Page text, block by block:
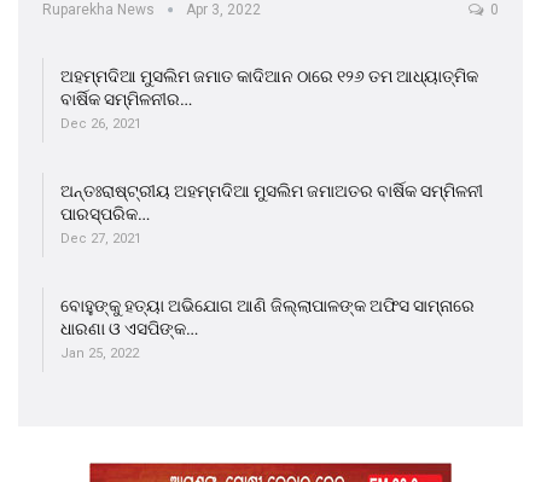
Ruparekha News Apr 3, 2022 0
ଅହମ୍ମଦିଆ ମୁସଲିମ ଜମାତ କାଦିଆନ ଠାରେ ୧୨୬ ତମ ଆଧ୍ୟାତ୍ମିକ
ବାର୍ଷିକ ସମ୍ମିଳନୀର…
Dec 26, 2021
ଅନ୍ତଃରାଷ୍ଟ୍ରୀୟ ଅହମ୍ମଦିଆ ମୁସଲିମ ଜମାଅତର ବାର୍ଷିକ ସମ୍ମିଳନୀ
ପାରସ୍ପରିକ…
Dec 27, 2021
ବୋହୁଙ୍କୁ ହତ୍ୟା ଅଭିଯୋଗ ଆଣି ଜିଲ୍ଲାପାଳଙ୍କ ଅଫିସ ସାମ୍ନାରେ
ଧାରଣା ଓ ଏସପିଙ୍କ…
Jan 25, 2022